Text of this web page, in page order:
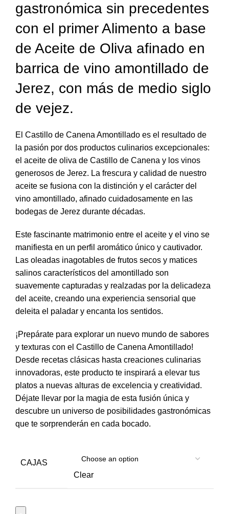
gastronómica sin precedentes
con el primer Alimento a base
de Aceite de Oliva afinado en
barrica de vino amontillado de
Jerez, con más de medio siglo
de vejez.
El Castillo de Canena Amontillado es el resultado de
la pasión por dos productos culinarios excepcionales:
el aceite de oliva de Castillo de Canena y los vinos
generosos de Jerez. La frescura y calidad de nuestro
aceite se fusiona con la distinción y el carácter del
vino amontillado, afinado cuidadosamente en las
bodegas de Jerez durante décadas.
Este fascinante matrimonio entre el aceite y el vino se
manifiesta en un perfil aromático único y cautivador.
Las oleadas inagotables de frutos secos y matices
salinos característicos del amontillado son
suavemente capturadas y realzadas por la delicadeza
del aceite, creando una experiencia sensorial que
deleita el paladar y encanta los sentidos.
¡Prepárate para explorar un nuevo mundo de sabores
y texturas con el Castillo de Canena Amontillado!
Desde recetas clásicas hasta creaciones culinarias
innovadoras, este producto te inspirará a elevar tus
platos a nuevas alturas de excelencia y creatividad.
Déjate llevar por la magia de esta fusión única y
descubre un universo de posibilidades gastronómicas
que te sorprenderán en cada bocado.
CAJAS
Clear